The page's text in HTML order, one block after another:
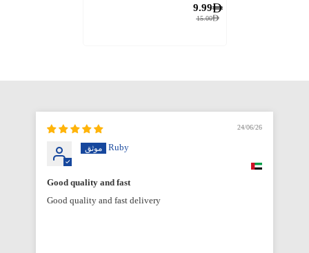
15.00
9.99
24/06/26
Ruby
Good quality and fast
Good quality and fast delivery